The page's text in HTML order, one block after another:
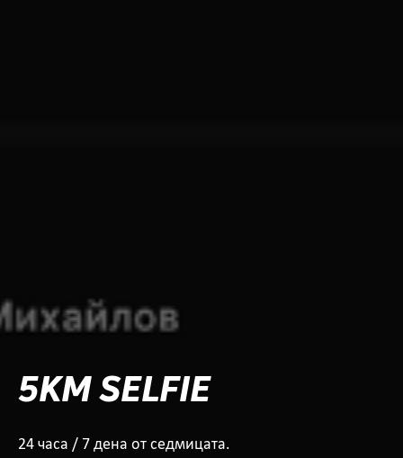
5KM SELFIE
24 часа / 7 дена от седмицата.